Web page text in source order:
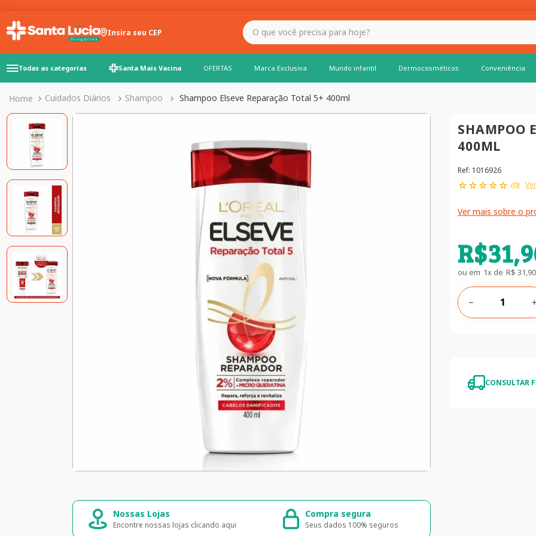
Insira seu CEP
O que você precisa para hoje?
Todas as categorias Santa Mais Vacina OFERTAS Marca Exclusiva Mundo infantil Dermocosméticos Conveniência
Cuidados Diários Shampoo Shampoo Elseve Reparação Total 5+ 400ml
Encontre nossas lojas clicando aqui
Compra segura
Seus dados 100% seguros
SHAMPOO
400ML
Ref: 1016926
☆☆☆☆☆ (0)
Ver mais sobre o
R$31,
ou em 1x de R$ 31,90
－
CONSULTAR